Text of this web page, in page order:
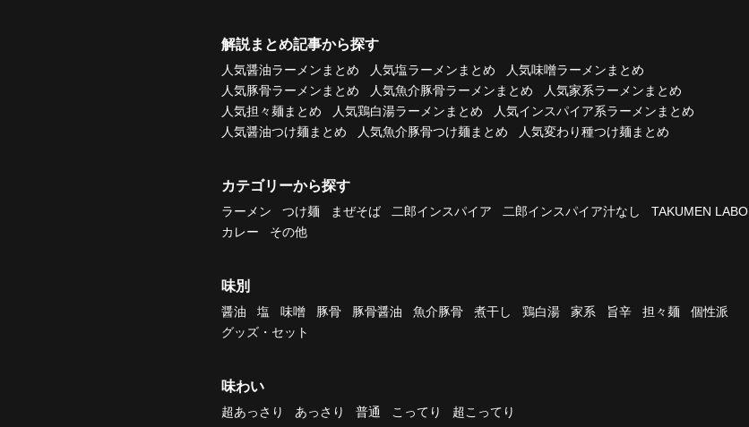
解説まとめ記事から探す
人気醤油ラーメンまとめ 人気塩ラーメンまとめ
人気味噌ラーメンまとめ
人気豚骨ラーメンまとめ
人気魚介豚骨ラーメンまとめ
人気家系ラーメンまとめ
人気担々麺まとめ
人気鶏白湯ラーメンまとめ
人気インスパイア系ラーメンまとめ
人気醤油つけ麺まとめ
人気魚介豚骨つけ麺まとめ 人気変わり種つけ麺まとめ
カテゴリーから探す
ラーメン つけ麺 まぜそば 二郎インスパイア 二郎インスパイア汁なし
TAKUMEN LABO
カレー
その他
味別
醤油 塩 味噌 豚骨 豚骨醤油 魚介豚骨 煮干し 鶏白湯 家系 旨辛 担々麺
個性派
グッズ・セット
味わい
超あっさり あっさり 普通 こってり 超こってり